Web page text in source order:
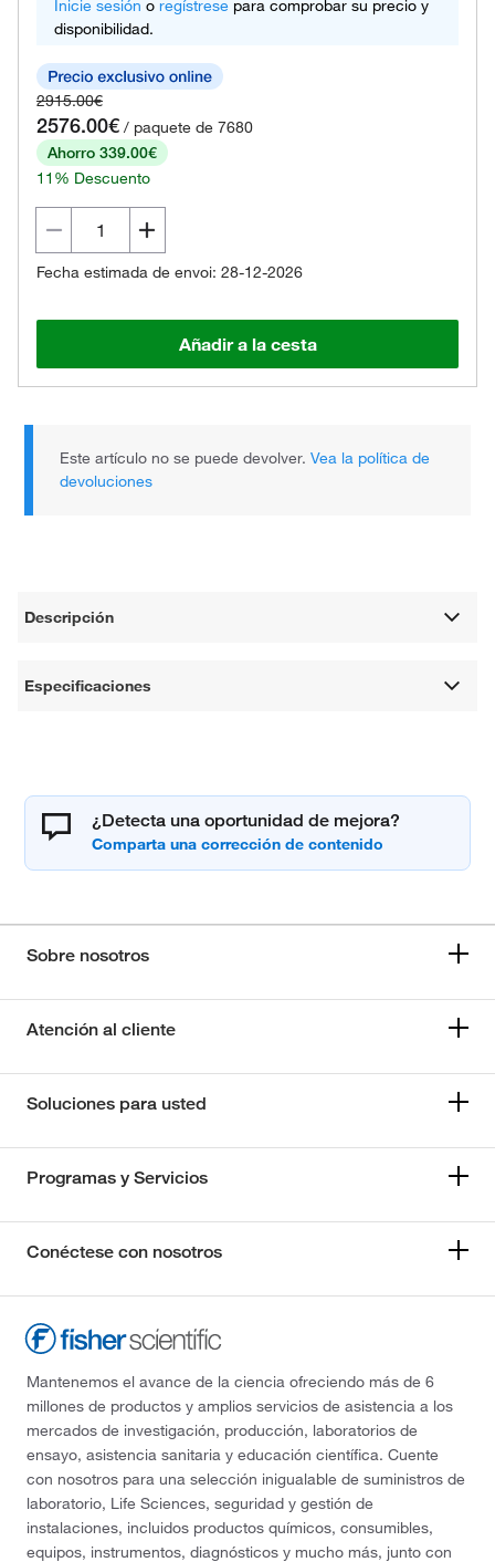
Inicie sesión o regístrese para comprobar su precio y
disponibilidad.
2915.00€
2576.00€ / paquete de 7680
Ahorro 339.00€
11% Descuento
Fecha estimada de envoi: 28-12-2026
Añadir a la cesta
Este artículo no se puede devolver.Vea la política de
devoluciones
Descripción
Especificaciones
¿Detecta una oportunidad de mejora?
Sobre nosotros
Atención al cliente
Soluciones para usted
Programas y Servicios
Conéctese con nosotros
Mantenemos el avance de la ciencia ofreciendo más de 6
millones de productos y amplios servicios de asistencia a los
mercados de investigación, producción, laboratorios de
ensayo, asistencia sanitaria y educación científica. Cuente
con nosotros para una selección inigualable de suministros de
laboratorio, Life Sciences, seguridad y gestión de
instalaciones, incluidos productos químicos, consumibles,
equipos, instrumentos, diagnósticos y mucho más, junto con